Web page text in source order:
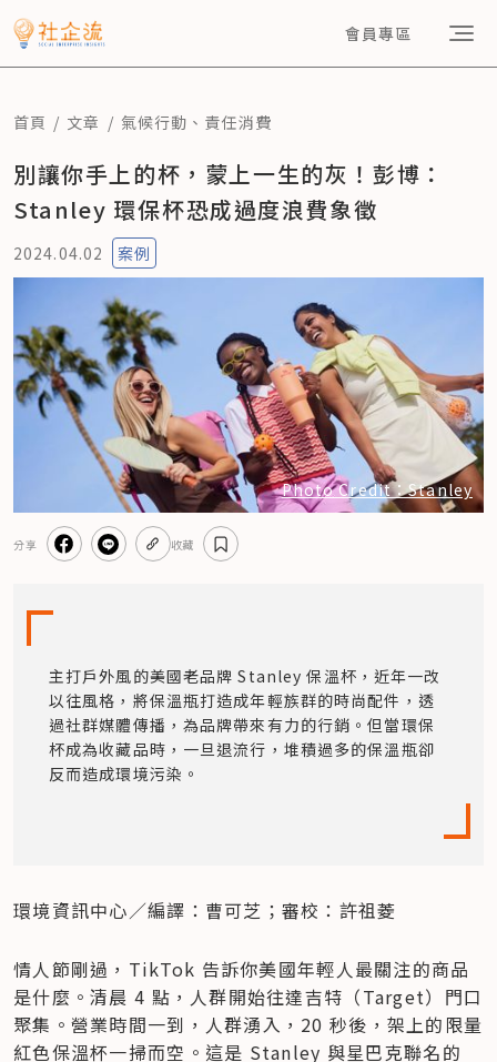
會員專區
首頁 文章 氣候行動 、 責任消費
別讓你手上的杯，蒙上一生的灰！彭博：
Stanley 環保杯恐成過度浪費象徵
2024.04.02 案例
Photo Credit：Stanley
分享 收藏
主打戶外風的美國老品牌 Stanley 保溫杯，近年一改
以往風格，將保溫瓶打造成年輕族群的時尚配件，透
過社群媒體傳播，為品牌帶來有力的行銷。但當環保
杯成為收藏品時，一旦退流行，堆積過多的保溫瓶卻
反而造成環境污染。
環境資訊中心／編譯：曹可芝；審校：許祖菱
情人節剛過，TikTok 告訴你美國年輕人最關注的商品
是什麼。清晨 4 點，人群開始往達吉特（Target）門口
聚集。營業時間一到，人群湧入，20 秒後，架上的限量
紅色保溫杯一掃而空。這是 Stanley 與星巴克聯名的